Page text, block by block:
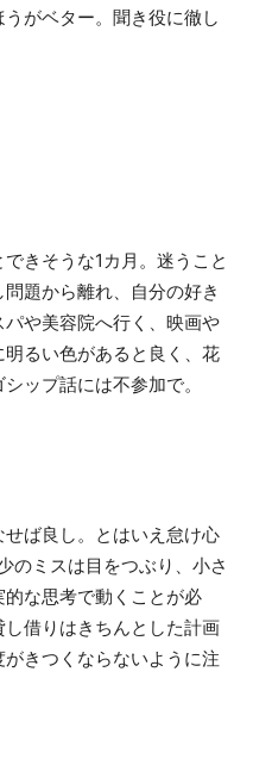
がベター。聞き役に徹し
きそうな1カ月。迷うこと
題から離れ、自分の好き
や美容院へ行く、映画や
るい色があると良く、花
ップ話には不参加で。
ば良し。とはいえ怠け心
のミスは目をつぶり、小さ
な思考で動くことが必
借りはきちんとした計画
きつくならないように注